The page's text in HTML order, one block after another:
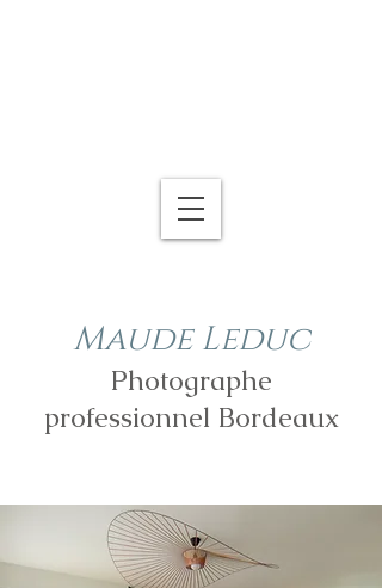
Maude Leduc
Photographe
professionnel Bordeaux